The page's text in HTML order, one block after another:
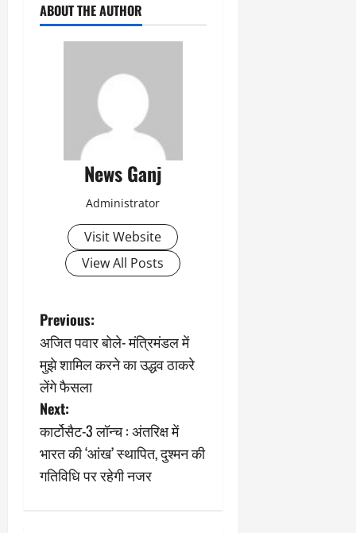
ABOUT THE AUTHOR
News Ganj
Administrator
Visit Website
View All Posts
P
o
s
t
n
a
Previous:
अजित पवार बोले- मंत्रिमंडल में
मुझे शामिल करने का उद्धव ठाकरे
लेंगे फैसला
Next:
कार्टोसैट-3 लॉन्च : अंतरिक्ष में
भारत की ‘आंख’ स्थापित, दुश्मन की
गतिविधि पर रहेगी नजर